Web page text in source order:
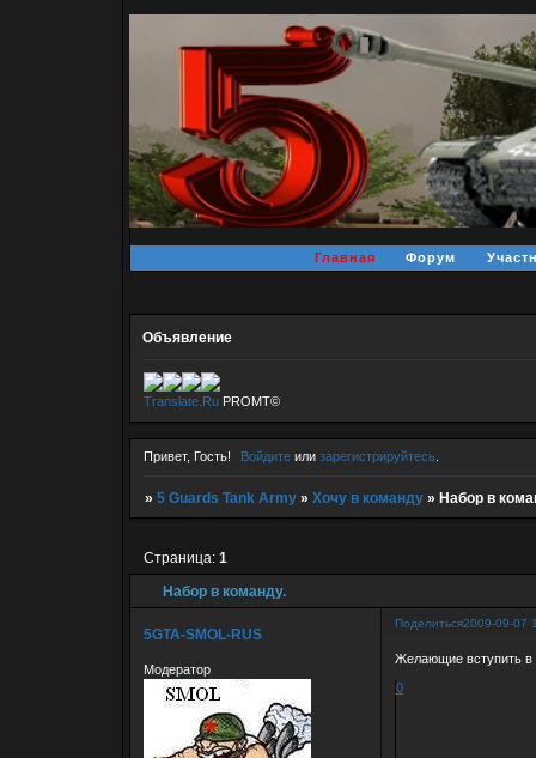
Главная Форум
Объявление
Translate.RuPROMT©
Привет, Гость! Войдите илизарегистрируйтесь.
» 5 Guards Tank Army » Хочу в команду » Набор в
Набор в команду.
Страница: 1
Поделиться2009-09-07
5GTA-SMOL-RUS
Модератор
Желающие вступить в
0